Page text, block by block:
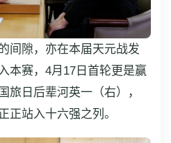
间隙，亦在本届天元战发
本赛，4月17日首轮更是赢
旅日后辈河英一（右），
正站入十六强之列。